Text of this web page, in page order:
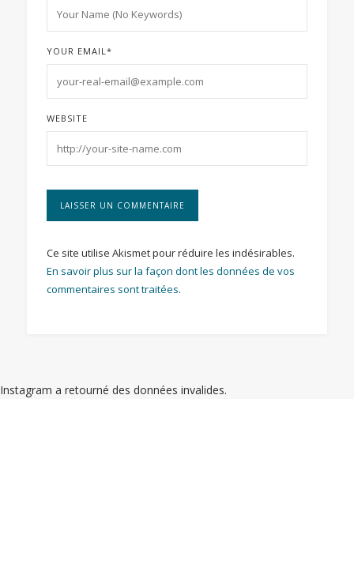
YOUR EMAIL*
WEBSITE
Ce site utilise Akismet pour réduire les indésirables.
En savoir plus sur la façon dont les données de vos
commentaires sont traitées.
Instagram a retourné des données invalides.